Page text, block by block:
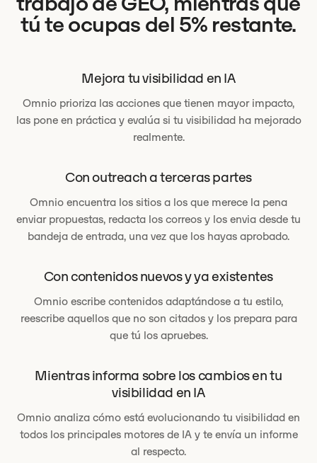
tú te ocupas del 5% restante.
Mejora tu visibilidad en IA
Omnio prioriza las acciones que tienen mayor impacto,
las pone en práctica y evalúa si tu visibilidad ha mejorado
realmente.
Con outreach a terceras partes
Omnio encuentra los sitios a los que merece la pena
enviar propuestas, redacta los correos y los envia desde tu
bandeja de entrada, una vez que los hayas aprobado.
Con contenidos nuevos y ya existentes
Omnio escribe contenidos adaptándose a tu estilo,
reescribe aquellos que no son citados y los prepara para
que tú los apruebes.
Mientras informa sobre los cambios en tu
visibilidad en IA
Omnio analiza cómo está evolucionando tu visibilidad en
todos los principales motores de IA y te envía un informe
al respecto.